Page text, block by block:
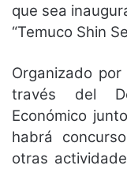
que sea
“Temuco Shin
Organizado
través del
Económico
habrá
otras